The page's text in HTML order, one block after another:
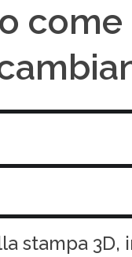
stampa